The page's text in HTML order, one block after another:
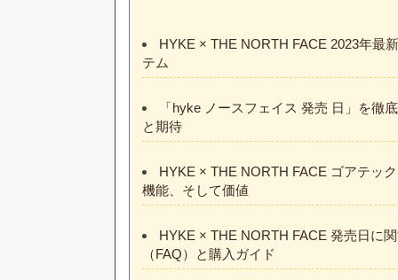
HYKE × THE NORTH FACE 2023年最
テム
「hyke ノースフェイス 発売 日」を徹
と期待
HYKE × THE NORTH FACE ゴアテッ
機能、そして価値
HYKE × THE NORTH FACE 発売日に
（FAQ）と購入ガイド